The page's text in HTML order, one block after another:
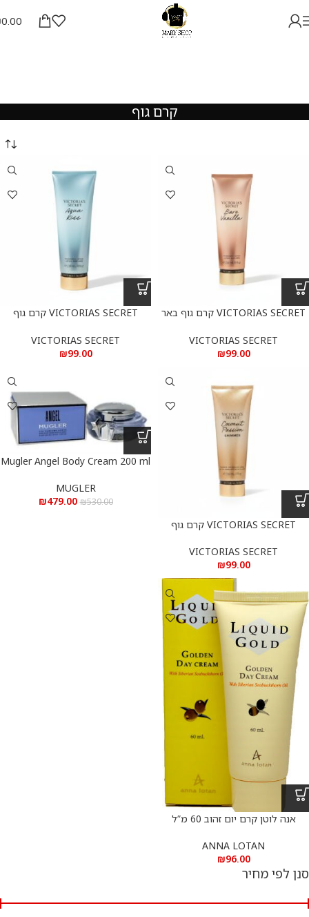
0.00
קרם גוף
VICTORIAS SECRET קרם גוף באר
VICTORIAS SECRET
₪99.00
VICTORIAS SECRET קרם גוף
VICTORIAS SECRET
₪99.00
VICTORIAS SECRET קרם גוף
VICTORIAS SECRET
₪99.00
Mugler Angel Body Cream 200 ml
MUGLER
₪530.00
₪479.00
אנה לוטן קרם יום זהוב 60 מ”ל
LOTAN 60 ML
ANNA LOTAN
₪96.00
סנן לפי מחיר